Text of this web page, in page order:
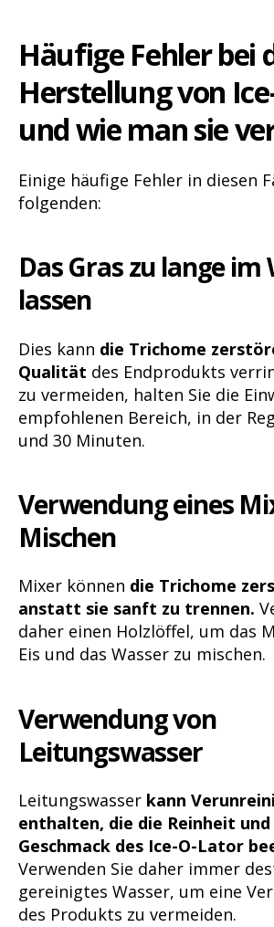
Häufige Fehler bei
Herstellung von
und wie man sie
Einige häufige Fehler in diesen
folgenden:
Das Gras zu lange im
lassen
Dies kann die Trichome
Qualität des Endprodukts
zu vermeiden, halten Sie die
empfohlenen Bereich, in der
und 30 Minuten.
Verwendung eines
Mischen
Mixer können die Trichome
anstatt sie sanft zu trennen.
daher einen Holzlöffel, um das
Eis und das Wasser zu mischen.
Verwendung von
Leitungswasser
Leitungswasser kann
enthalten, die die Reinheit und
Geschmack des Ice-O-Lator
Verwenden Sie daher immer
gereinigtes Wasser, um eine
des Produkts zu vermeiden.